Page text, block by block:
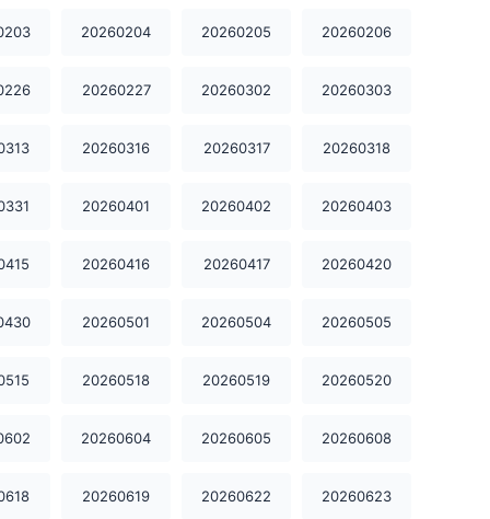
20251014 20251015 20251017
20251020 20251021 20251022
20251024 20251027 20251028
20260204 20260205 20260206
20260227 20260302 20260303
20260316 20260317 20260318
20260401 20260402 20260403
20260416 20260417 20260420
20260501 20260504 20260505
20260518 20260519 20260520
20260604 20260605 20260608
20260619 20260622 20260623